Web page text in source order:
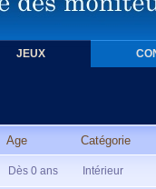
JEUX
Age Catégorie
Dès 0 ans Intérieur